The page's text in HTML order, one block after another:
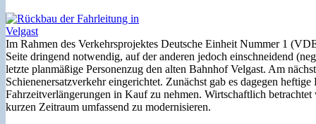
Im Rahmen des Verkehrsprojektes Deutsche Einheit Nummer 1
Seite dringend notwendig, auf der anderen jedoch einschneidend
letzte planmäßige Personenzug den alten Bahnhof Velgast. Am
Schienenersatzverkehr eingerichtet. Zunächst gab es dagegen
Fahrzeitverlängerungen in Kauf zu nehmen. Wirtschaftlich
kurzen Zeitraum umfassend zu modernisieren.